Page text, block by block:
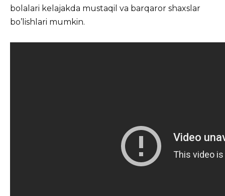
bolalari kelajakda mustaqil va barqaror shaxslar
bo’lishlari mumkin.